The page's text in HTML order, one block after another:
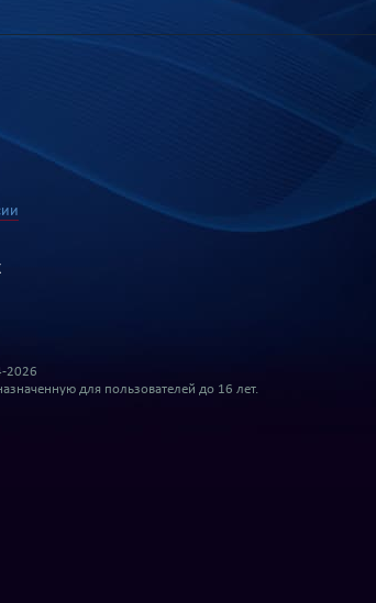
2026
для пользователей до 16 лет.